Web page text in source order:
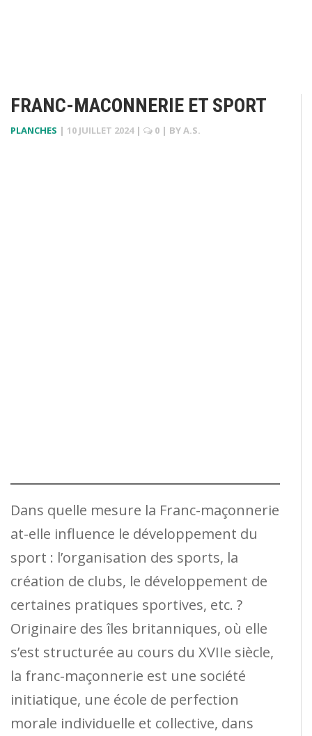
FRANC-MACONNERIE ET SPORT
PLANCHES | 10 JUILLET 2024 | 0 | BYA.S.
Dans quelle mesure la Franc-maçonnerie
at-elle influence le développement du
sport : l’organisation des sports, la
création de clubs, le développement de
certaines pratiques sportives, etc. ?
Originaire des îles britanniques, où elle
s’est structurée au cours du XVIIe siècle,
la franc-maçonnerie est une société
initiatique, une école de perfection
morale individuelle et collective, dans